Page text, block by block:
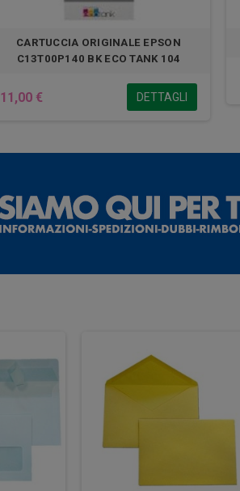
CARTUCCIA ORIGINALE EPSON
C13T00P140 BK ECO TANK 104
11,00 € DETTAGLI